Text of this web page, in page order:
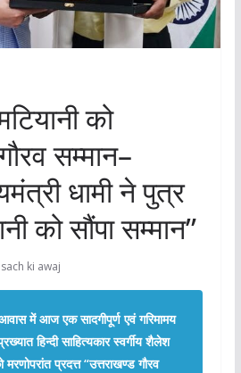
को
सम्मान–
धामी ने पुत्र
को सौंपा सम्मान”
sach ki awaj
में आज एक सादगीपूर्ण एवं गरिमामय
हिन्दी साहित्यकार स्वर्गीय शैलेश
मरणोपरांत प्रदत्त“उत्तराखण्ड गौरव